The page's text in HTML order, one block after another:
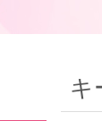
キ